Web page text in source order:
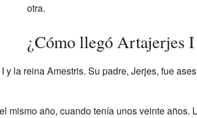
otra.
¿Cómo llegó Artajerjes
la reina Amestris. Su padre, Jerjes, fue
mismo año, cuando tenía unos veinte años.